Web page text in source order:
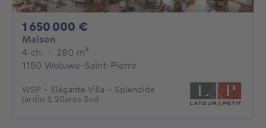
1 650 000 €
Maison
4 ch. 4 chambres
· 280 m²
1150 Woluwe-Saint-Pierre
WSP - Elégante Villa - Splendide
jardin ± 20ares Sud